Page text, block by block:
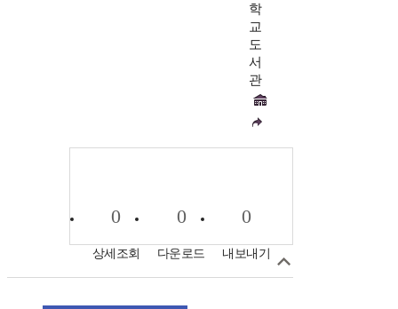
학
교
도
서
관
0
상세조회
0
다운로드
0
내보내기